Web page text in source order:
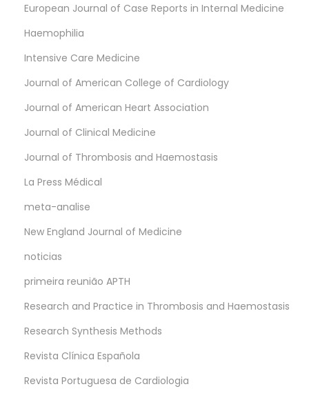
European Journal of Case Reports in Internal Medicine
Haemophilia
Intensive Care Medicine
Journal of American College of Cardiology
Journal of American Heart Association
Journal of Clinical Medicine
Journal of Thrombosis and Haemostasis
La Press Médical
meta-analise
New England Journal of Medicine
noticias
primeira reunião APTH
Research and Practice in Thrombosis and Haemostasis
Research Synthesis Methods
Revista Clínica Española
Revista Portuguesa de Cardiologia